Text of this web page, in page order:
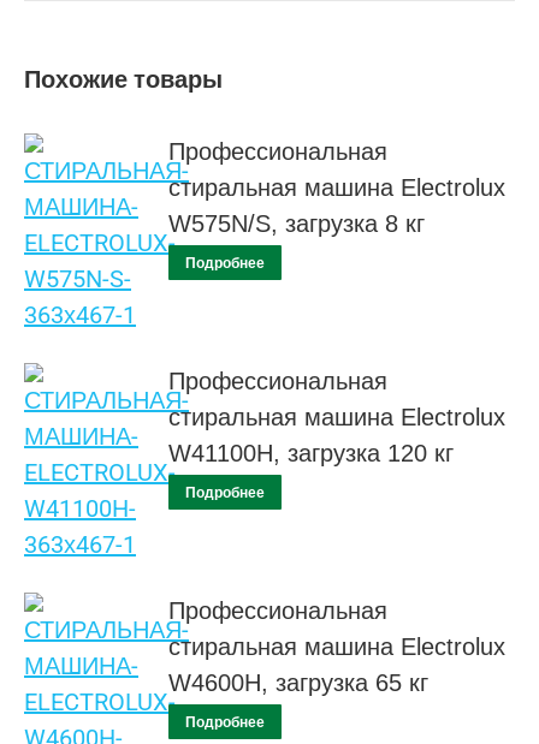
Похожие товары
Профессиональная
стиральная машина Electrolux
W575N/S, загрузка 8 кг
Подробнее
Профессиональная
стиральная машина Electrolux
W41100H, загрузка 120 кг
Подробнее
Профессиональная
стиральная машина Electrolux
W4600H, загрузка 65 кг
Подробнее